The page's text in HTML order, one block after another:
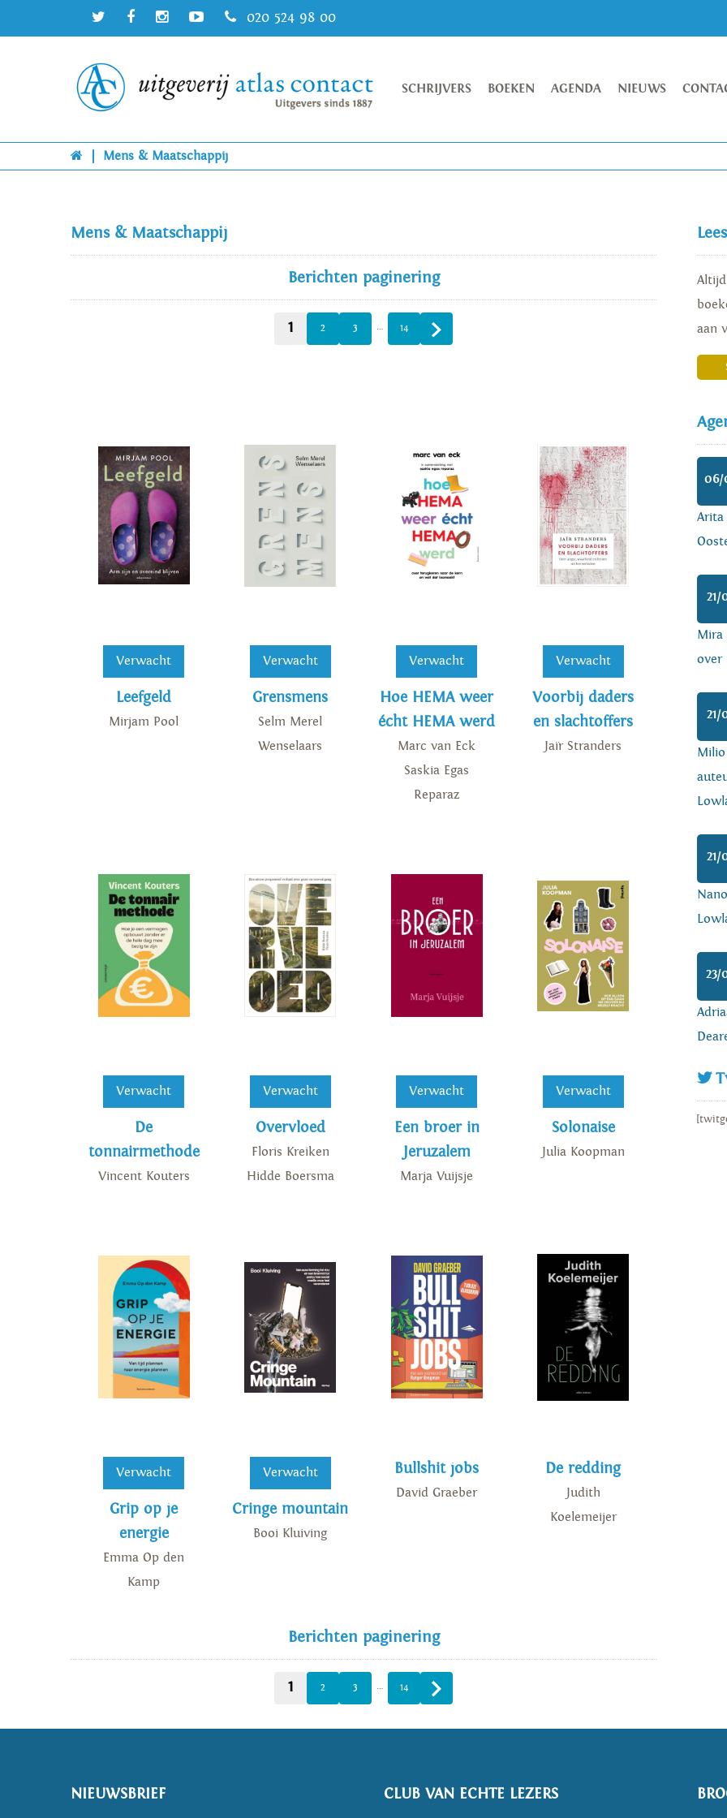
020 524 98 00
SCHRIJVERS BOEKEN AGENDA NIEUWS
Mens & Maatschappij
Mens & Maatschappij
Berichten paginering
1 2 3 … 14
Verwacht
Leefgeld
Mirjam Pool
Verwacht
Grensmens
Selm Merel
Wenselaars
Verwacht
Hoe HEMA weer
écht HEMA werd
Marc van Eck
Saskia Egas
Reparaz
Verwacht
Voorbij daders
en slachtoffers
Jaïr Stranders
Verwacht
De
tonnairmethode
Vincent Kouters
Verwacht
Overvloed
Floris Kreiken
Hidde Boersma
Verwacht
Een broer in
Jeruzalem
Marja Vuijsje
Verwacht
Solonaise
Julia Koopman
Verwacht
Grip op je
energie
Emma Op den
Kamp
Verwacht
Cringe mountain
Booi Kluiving
Bullshit jobs
David Graeber
De redding
Judith
Koelemeijer
Berichten paginering
1 2 3 … 14
aan
06/
Arita
21/
Mira
over
21/
21/
23/
NIEUWSBRIEF CLUB VAN ECHTE LEZERS